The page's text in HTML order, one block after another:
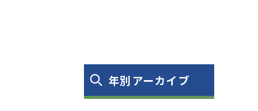
年別アーカイブ